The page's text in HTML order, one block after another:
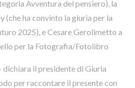
Avventura del pensiero), la
(che ha convinto la giuria per la
2025), e Cesare Gerolimetto a
per la Fotografia/Fotolibro
dichiara il presidente di Giuria
per raccontare il presente con